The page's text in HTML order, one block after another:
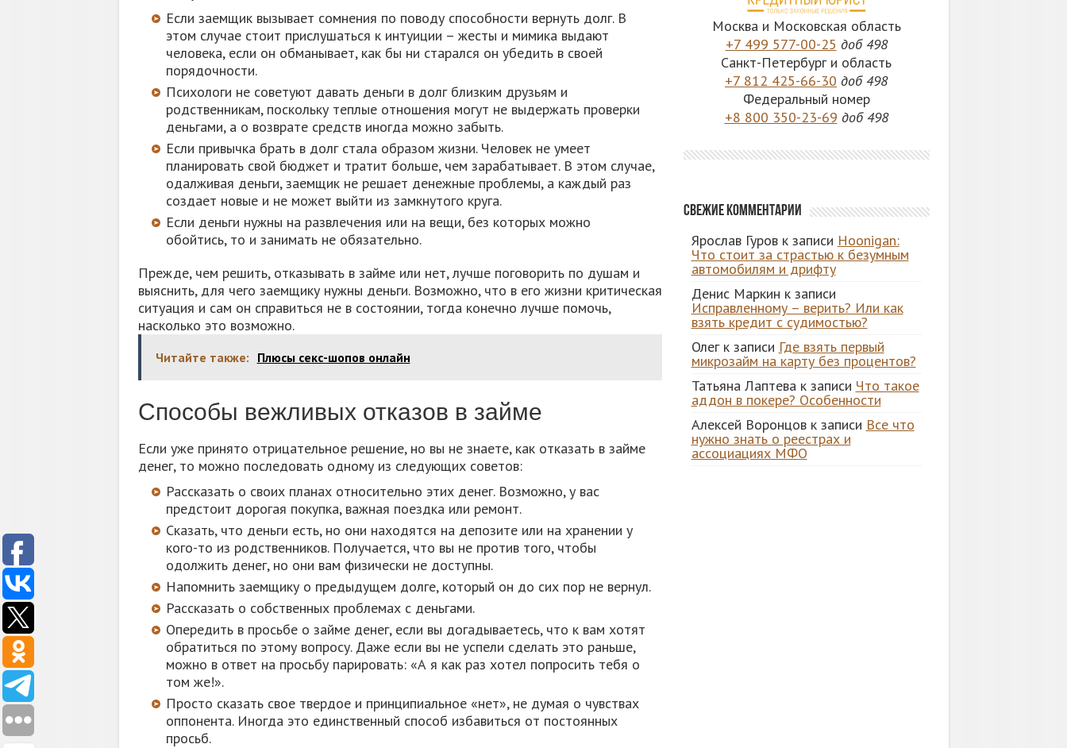
Если заемщик вызывает сомнения по поводу способности вернуть долг. В
этом случае стоит прислушаться к интуиции – жесты и мимика выдают
человека, если он обманывает, как бы ни старался он убедить в своей
порядочности.
Психологи не советуют давать деньги в долг близким друзьям и
родственникам, поскольку теплые отношения могут не выдержать проверки
деньгами, а о возврате средств иногда можно забыть.
Если привычка брать в долг стала образом жизни. Человек не умеет
планировать свой бюджет и тратит больше, чем зарабатывает. В этом случае,
одалживая деньги, заемщик не решает денежные проблемы, а каждый раз
создает новые и не может выйти из замкнутого круга.
Если деньги нужны на развлечения или на вещи, без которых можно
обойтись, то и занимать не обязательно.
Прежде, чем решить, отказывать в займе или нет, лучше поговорить по душам и
выяснить, для чего заемщику нужны деньги. Возможно, что в его жизни критическая
ситуация и сам он справиться не в состоянии, тогда конечно лучше помочь,
насколько это возможно.
Читайте также: Плюсы секс-шопов онлайн
Способы вежливых отказов в займе
Если уже принято отрицательное решение, но вы не знаете, как отказать в займе
денег, то можно последовать одному из следующих советов:
Рассказать о своих планах относительно этих денег. Возможно, у вас
предстоит дорогая покупка, важная поездка или ремонт.
Сказать, что деньги есть, но они находятся на депозите или на хранении у
кого-то из родственников. Получается, что вы не против того, чтобы
одолжить денег, но они вам физически не доступны.
Напомнить заемщику о предыдущем долге, который он до сих пор не вернул.
Рассказать о собственных проблемах с деньгами.
Опередить в просьбе о займе денег, если вы догадываетесь, что к вам хотят
обратиться по этому вопросу. Даже если вы не успели сделать это раньше,
можно в ответ на просьбу парировать: «А я как раз хотел попросить тебя о
том же!».
Просто сказать свое твердое и принципиальное «нет», не думая о чувствах
оппонента. Иногда это единственный способ избавиться от постоянных
просьб.
Москва и Московская область
+7 499 577-00-25 доб 498
Санкт-Петербург и область
+7 812 425-66-30 доб 498
Федеральный номер
+8 800 350-23-69 доб 498
Свежие комментарии
Ярослав Гуровк записи Hoonigan:
Что стоит за страстью к безумным
автомобилям и дрифту
Денис Маркин к записи
Исправленному – верить? Или как
взять кредит с судимостью?
Олегк записи Где взять первый
микрозайм на карту без процентов?
Татьяна Лаптевак записи Что такое
аддон в покере? Особенности
Алексей Воронцовк записи Все что
нужно знать о реестрах и
ассоциациях МФО